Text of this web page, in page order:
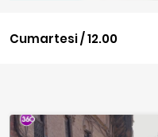
Cumartesi / 12.00